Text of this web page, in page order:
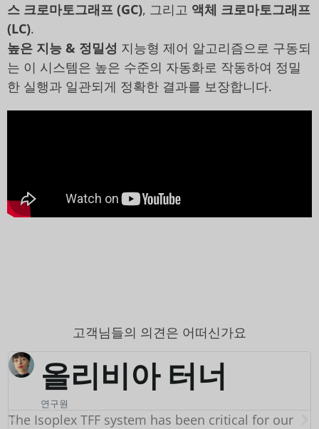
스 크로마토그래프 (GC), 그리고 액체 크로마토그래프
(LC).
높은 지능 & 정밀성 지능형 제어 알고리즘으로 구동되
는 이 시스템은 높은 수준의 자동화로 작동하여 정밀
한 실행과 일관되게 정확한 결과를 보장합니다.
고객님들의 의견은 어떠신가요
윌리엄 톰슨
구매 관리자
We switched to Biovanix C18 columns and saw